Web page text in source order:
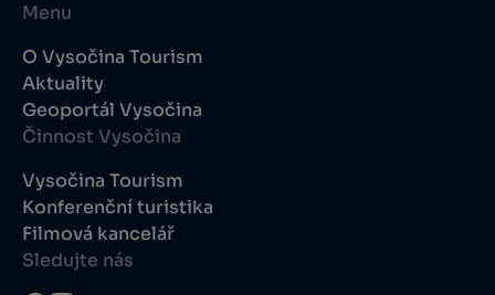
Menu
O Vysočina Tourism
Aktuality
Geoportál Vysočina
Činnost Vysočina
Vysočina Tourism
Konferenční turistika
Filmová kancelář
Sledujte nás